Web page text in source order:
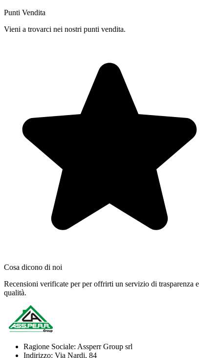
Punti Vendita
Vieni a trovarci nei nostri punti vendita.
Cosa dicono di noi
Recensioni verificate per per offrirti un servizio di trasparenza e
qualità.
Ragione Sociale: Assperr Group srl
Indirizzo: Via Nardi, 84